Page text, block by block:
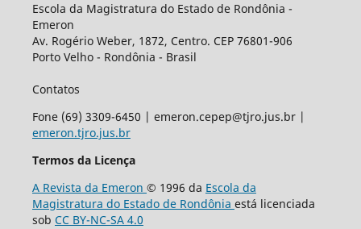
Escola da Magistratura do Estado de Rondônia -
Emeron
Av. Rogério Weber, 1872, Centro. CEP 76801-906
Porto Velho - Rondônia - Brasil
Contatos
Fone (69) 3309-6450 | emeron.cepep@tjro.jus.br |
emeron.tjro.jus.br
Termos da Licença
A Revista da Emeron © 1996 da Escola da
Magistratura do Estado de Rondônia está licenciada
sob CC BY-NC-SA 4.0